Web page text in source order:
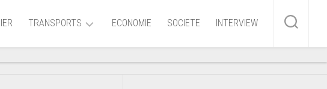
TRANSPORTS
Aérien
ECONOMIE SOCIETE INTERVIEW